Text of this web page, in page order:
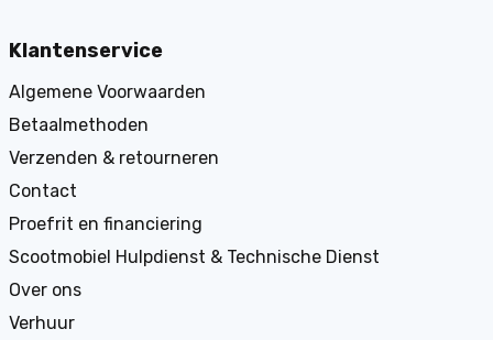
Klantenservice
Algemene Voorwaarden
Betaalmethoden
Verzenden & retourneren
Contact
Proefrit en financiering
Scootmobiel Hulpdienst & Technische Dienst
Over ons
Verhuur